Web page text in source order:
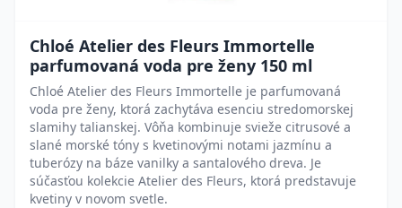
Chloé Atelier des Fleurs Immortelle
parfumovaná voda pre ženy 150 ml
Chloé Atelier des Fleurs Immortelle je parfumovaná
voda pre ženy, ktorá zachytáva esenciu stredomorskej
slamihy talianskej. Vôňa kombinuje svieže citrusové a
slané morské tóny s kvetinovými notami jazmínu a
tuberózy na báze vanilky a santalového dreva. Je
súčasťou kolekcie Atelier des Fleurs, ktorá predstavuje
kvetiny v novom svetle.